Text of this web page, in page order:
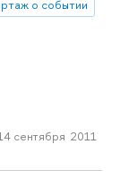
о событии
сентября 2011